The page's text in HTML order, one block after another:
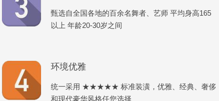
甄选自全国各地的百余名舞者、艺师 平均身高165
以上 年龄20-30岁之间
环境优雅
统一采用 ★★★★★ 标准装潢，优雅、经典、奢侈
和现代豪华风格任您选择